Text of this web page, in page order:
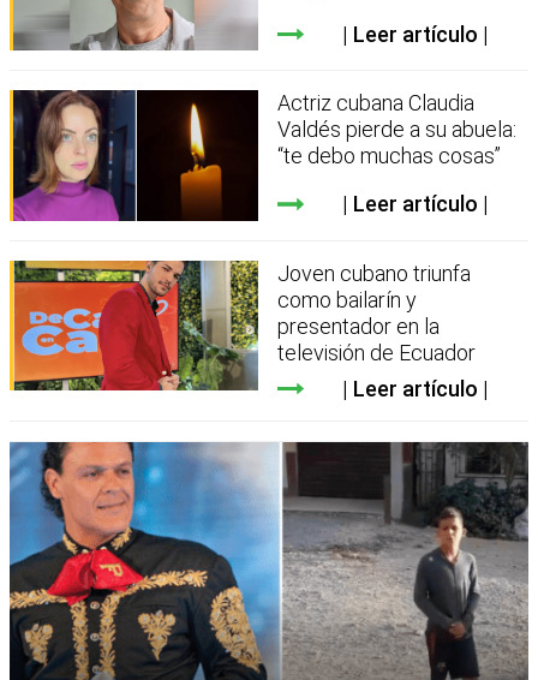
Leer artículo
Actriz cubana Claudia
Valdés pierde a su abuela:
“te debo muchas cosas”
Leer artículo
Joven cubano triunfa
como bailarín y
presentador en la
televisión de Ecuador
Leer artículo